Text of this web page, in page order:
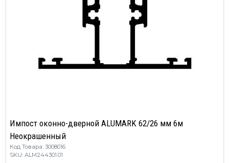
Импост оконно-дверной ALUMARK 62/26 мм 6м
Неокрашенный
Код Товара: 3008016
SKU: ALM244301.01